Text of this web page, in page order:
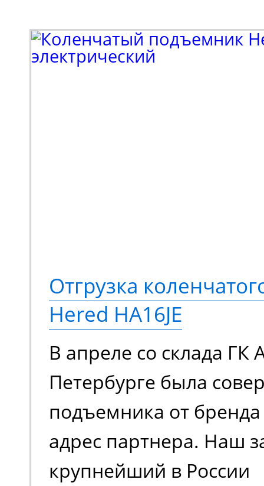
Отгрузка
Hered HA16JE
В апреле со склада ГК
Петербурге была
подъемника от
адрес партнера. Наш
крупнейший в России